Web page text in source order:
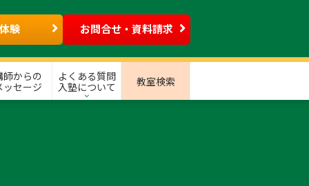
験 お問合せ・資料請求
師からの
ッセージ
よくある質問
入塾について
教室検索